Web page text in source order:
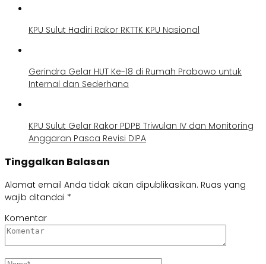
KPU Sulut Hadiri Rakor RKTTK KPU Nasional
Gerindra Gelar HUT Ke-18 di Rumah Prabowo untuk
Internal dan Sederhana
KPU Sulut Gelar Rakor PDPB Triwulan IV dan Monitoring
Anggaran Pasca Revisi DIPA
Tinggalkan Balasan
Alamat email Anda tidak akan dipublikasikan. Ruas yang
wajib ditandai *
Komentar